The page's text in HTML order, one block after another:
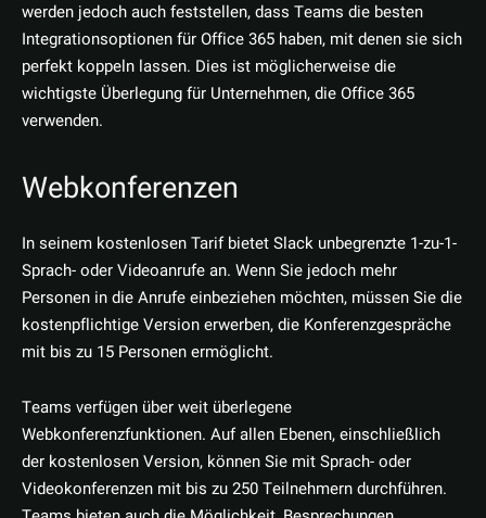
werden jedoch auch feststellen, dass Teams die besten
Integrationsoptionen für Office 365 haben, mit denen sie sich
perfekt koppeln lassen. Dies ist möglicherweise die
wichtigste Überlegung für Unternehmen, die Office 365
verwenden.
Webkonferenzen
In seinem kostenlosen Tarif bietet Slack unbegrenzte 1-zu-1-
Sprach- oder Videoanrufe an. Wenn Sie jedoch mehr
Personen in die Anrufe einbeziehen möchten, müssen Sie die
kostenpflichtige Version erwerben, die Konferenzgespräche
mit bis zu 15 Personen ermöglicht.
Teams verfügen über weit überlegene
Webkonferenzfunktionen. Auf allen Ebenen, einschließlich
der kostenlosen Version, können Sie mit Sprach- oder
Videokonferenzen mit bis zu 250 Teilnehmern durchführen.